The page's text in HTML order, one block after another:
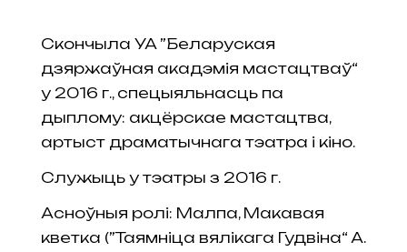
Скончыла УА ”Беларуская
дзяржаўная акадэмія мастацтваў“
у 2016 г., спецыяльнасць па
дыплому: акцёрскае мастацтва,
артыст драматычнага тэатра і кіно.
Служыць у тэатры з 2016 г.
Асноўныя ролі: Малпа, Макавая
кветка (”Таямніца вялікага Гудвіна“ А.